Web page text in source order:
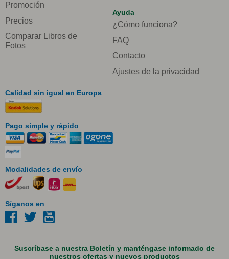
Promoción
Precios
Comparar Libros de
Fotos
Ayuda
¿Cómo funciona?
FAQ
Contacto
Ajustes de la privacidad
Calidad sin igual en Europa
Pago simple y rápido
Modalidades de envío
Síganos en
Suscríbase a nuestra Boletín y manténgase informado de
nuestros ofertas y nuevos productos